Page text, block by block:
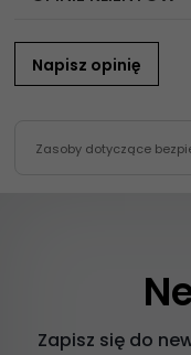
Napisz opinię
Zasoby dotyczące
Zapisz się do